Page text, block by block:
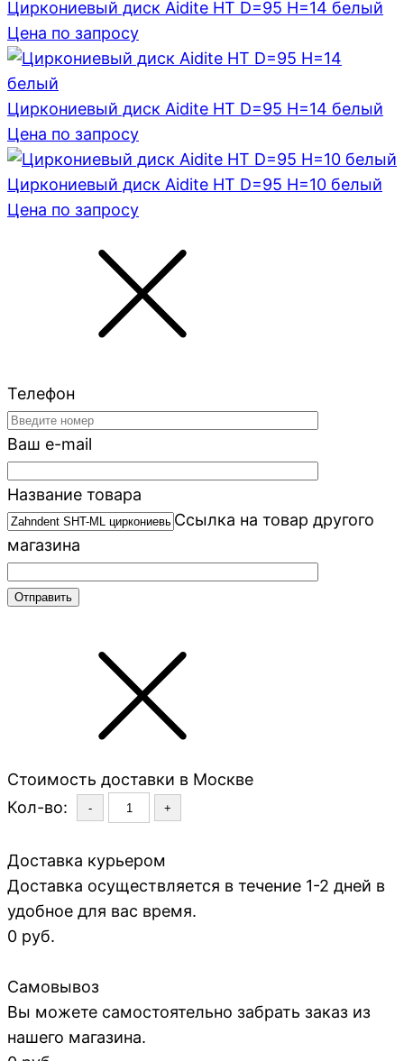
Циркониевый диск Aidite HT D=95 H=14 белый
Цена по запросу
Циркониевый диск Aidite HT D=95 H=14 белый
Цена по запросу
Циркониевый диск Aidite HT D=95 H=10 белый
Цена по запросу
Телефон
Ваш e-mail
Название товара
Ссылка на товар другого
магазина
Стоимость доставки в Москве
Кол-во:
- +
Доставка курьером
Доставка осуществляется в течение 1-2 дней в
удобное для вас время.
0 руб.
Самовывоз
Вы можете самостоятельно забрать заказ из
нашего магазина.